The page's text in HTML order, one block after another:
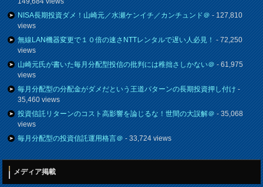
NISA長期投資ダメ！山崎元／水瀬ケンイチ／カンチュンド＠- 127,810
views
無線LAN機器変更で１０倍の速さNTTレンタルで遅い人必見！- 72,250
views
山崎元氏が書いた毎月分配型投信の批判には稚拙さしかない＠- 61,975
views
毎月分配型の分配金がダメだという王道パターンの長期投資押し付け-
35,460 views
投資信託リターンのコスト高影響を論じるな！世間の大誤解＠- 35,068
views
毎月分配型の投資信託運用格言＠- 33,724 views
メディア掲載